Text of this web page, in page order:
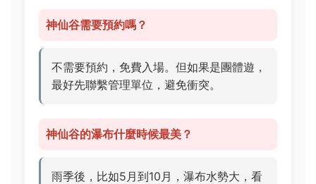
神仙谷需要預約嗎？
不需要預約，免費入場。但如果是團體遊，
最好先聯繫管理單位，避免衝突。
神仙谷的瀑布什麼時候最美？
雨季後，比如5月到10月，瀑布水勢大，看